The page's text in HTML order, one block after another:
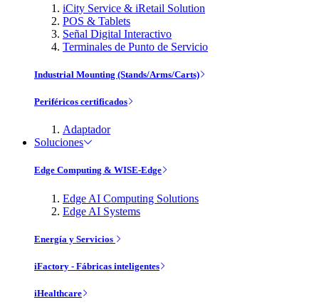
iCity Service & iRetail Solution
POS & Tablets
Señal Digital Interactivo
Terminales de Punto de Servicio
Industrial Mounting (Stands/Arms/Carts)
Periféricos certificados
Adaptador
Soluciones
Edge Computing & WISE-Edge
Edge AI Computing Solutions
Edge AI Systems
Energía y Servicios
iFactory - Fábricas inteligentes
iHealthcare